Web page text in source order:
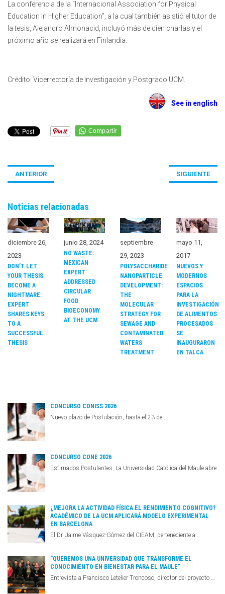
La conferencia de la “Internacional Association for Physical
Education in Higher Education”, a la cual también asistió el tutor de
la tesis, Alejandro Almonacid, incluyó más de cien charlas y el
próximo año se realizará en Finlandia.
Crédito: Vicerrectoría de Investigación y Postgrado UCM.
See in english
ANTERIOR SIGUIENTE
Noticias relacionadas
diciembre 26,
2023
DON’T LET
YOUR THESIS
BECOME A
NIGHTMARE:
EXPERT
SHARES KEYS
TO A
SUCCESSFUL
THESIS
junio 28, 2024
NO WASTE:
MEXICAN
EXPERT
ADDRESSED
CIRCULAR
FOOD
BIOECONOMY
AT THE UCM
septiembre
29, 2023
POLYSACCHARIDE
NANOPARTICLE
DEVELOPMENT:
THE
MOLECULAR
STRATEGY FOR
SEWAGE AND
CONTAMINATED
WATERS
TREATMENT
mayo 11,
2017
NUEVOS Y
MODERNOS
ESPACIOS
PARA LA
INVESTIGACIÓN
DE ALIMENTOS
PROCESADOS
SE
INAUGURARON
EN TALCA
CONCURSO CONISS 2026
Nuevo plazo de Postulación, hasta el 23 de …
CONCURSO CONE 2026
Estimados Postulantes: La Universidad Católica del Maule abre
…
¿MEJORA LA ACTIVIDAD FÍSICA EL RENDIMIENTO COGNITIVO?
ACADÉMICO DE LA UCM APLICARÁ MODELO EXPERIMENTAL
EN BARCELONA
El Dr. Jaime Vásquez-Gómez del CIEAM, perteneciente a …
“QUEREMOS UNA UNIVERSIDAD QUE TRANSFORME EL
CONOCIMIENTO EN BIENESTAR PARA EL MAULE”
Entrevista a Francisco Letelier Troncoso, director del proyecto …